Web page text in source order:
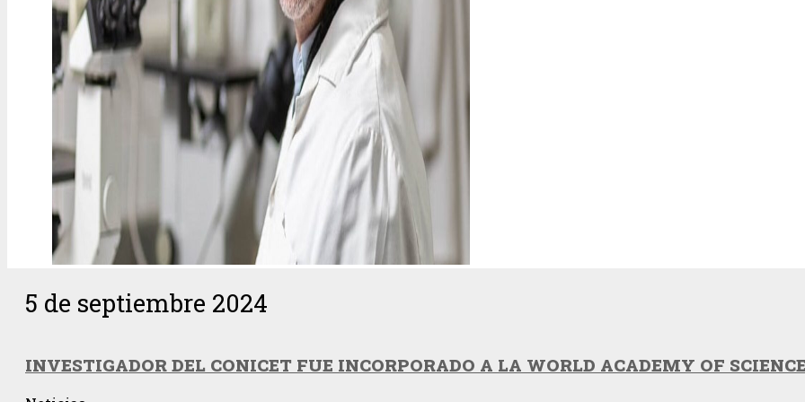
5 de septiembre 2024
INVESTIGADOR DEL CONICET FUE INCORPORADO A LA WORLD ACADEMY OF